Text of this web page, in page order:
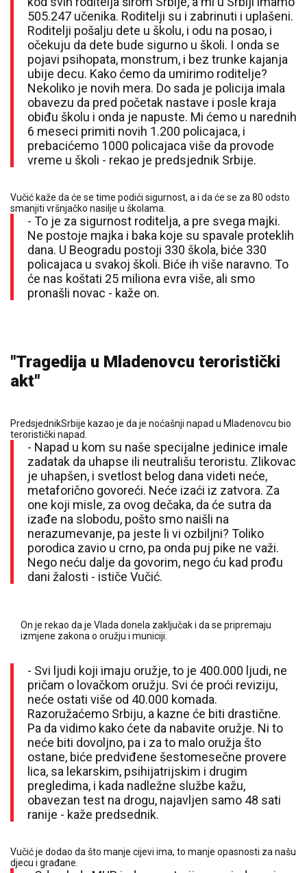
505.247 učenika. Roditelji su i zabrinuti i uplašeni.
Roditelji pošalju dete u školu, i odu na posao, i
očekuju da dete bude sigurno u školi. I onda se
pojavi psihopata, monstrum, i bez trunke kajanja
ubije decu. Kako ćemo da umirimo roditelje?
Nekoliko je novih mera. Do sada je policija imala
obavezu da pred početak nastave i posle kraja
obiđu školu i onda je napuste. Mi ćemo u narednih
6 meseci primiti novih 1.200 policajaca, i
prebacićemo 1000 policajaca više da provode
vreme u školi - rekao je predsjednik Srbije.
Vučić kaže da će se time podići sigurnost, a i da će se za 80 odsto
smanjiti vršnjačko nasilje u školama.
- To je za sigurnost roditelja, a pre svega majki.
Ne postoje majka i baka koje su spavale proteklih
dana. U Beogradu postoji 330 škola, biće 330
policajaca u svakoj školi. Biće ih više naravno. To
će nas koštati 25 miliona evra više, ali smo
pronašli novac - kaže on.
"Tragedija u Mladenovcu teroristički
akt"
PredsjednikSrbije kazao je da je noćašnji napad u Mladenovcu bio
teroristički napad.
- Napad u kom su naše specijalne jedinice imale
zadatak da uhapse ili neutrališu teroristu. Zlikovac
je uhapšen, i svetlost belog dana videti neće,
metaforično govoreći. Neće izaći iz zatvora. Za
one koji misle, za ovog dečaka, da će sutra da
izađe na slobodu, pošto smo naišli na
nerazumevanje, pa jeste li vi ozbiljni? Toliko
porodica zavio u crno, pa onda puj pike ne važi.
Nego neću dalje da govorim, nego ću kad prođu
dani žalosti - ističe Vučić.
On je rekao da je Vlada donela zaključak i da se pripremaju
izmjene zakona o oružju i municiji.
- Svi ljudi koji imaju oružje, to je 400.000 ljudi, ne
pričam o lovačkom oružju. Svi će proći reviziju,
neće ostati više od 40.000 komada.
Razoružaćemo Srbiju, a kazne će biti drastične.
Pa da vidimo kako ćete da nabavite oružje. Ni to
neće biti dovoljno, pa i za to malo oružja što
ostane, biće predviđene šestomesečne provere
lica, sa lekarskim, psihijatrijskim i drugim
pregledima, i kada nadležne službe kažu,
obavezan test na drogu, najavljen samo 48 sati
ranije - kaže predsednik.
Vučić je dodao da što manje cijevi ima, to manje opasnosti za našu
djecu i građane.